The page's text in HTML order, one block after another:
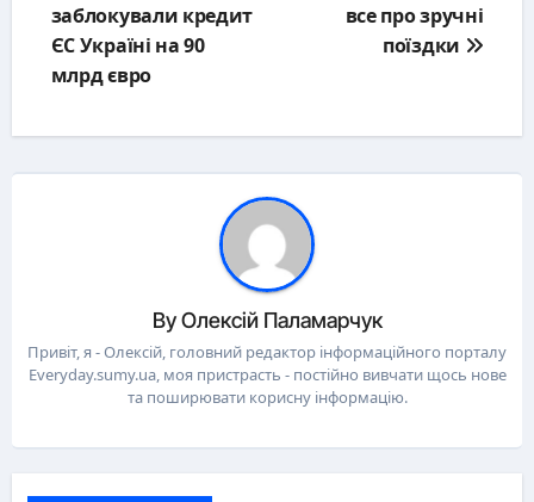
заблокували кредит
ЄС Україні на 90
млрд євро
все про зручні
поїздки
ByОлексій Паламарчук
Привіт, я - Олексій, головний редактор інформаційного порталу
Everyday.sumy.ua, моя пристрасть - постійно вивчати щось нове
та поширювати корисну інформацію.